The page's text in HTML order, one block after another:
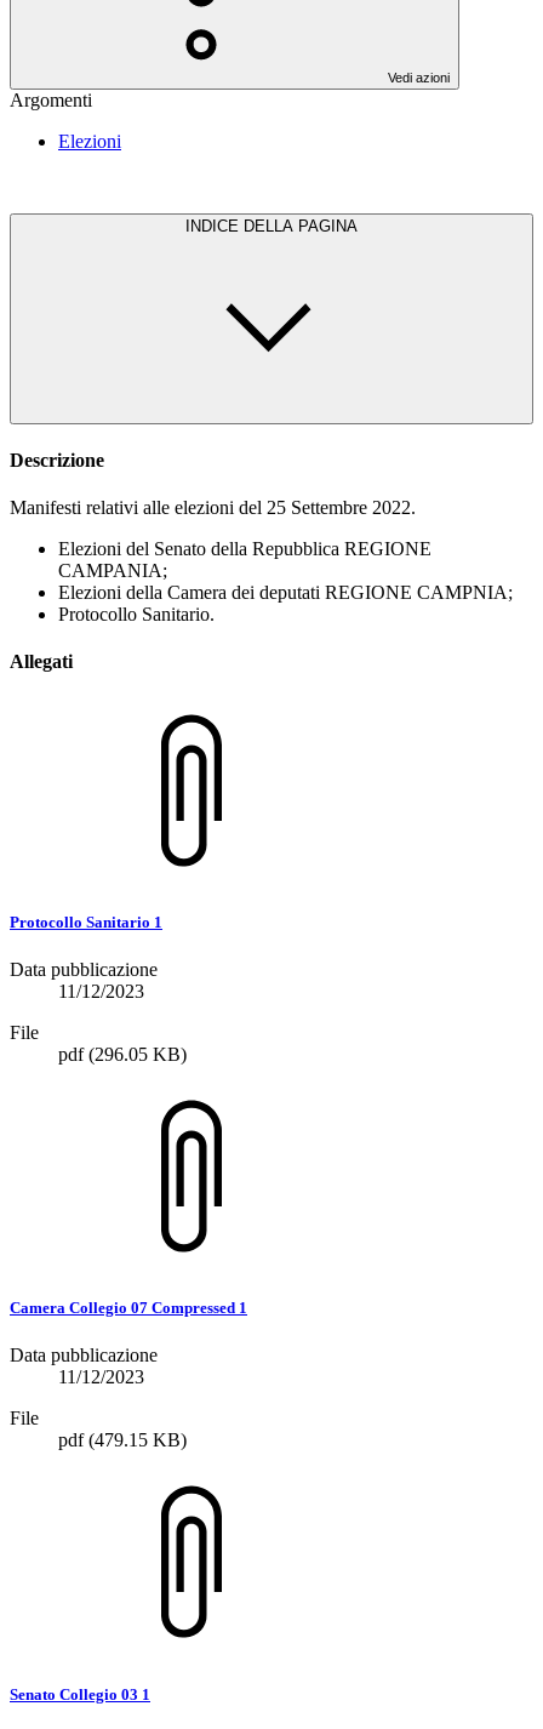
Vedi azioni
Argomenti
Elezioni
INDICE DELLA PAGINA
Descrizione
Manifesti relativi alle elezioni del 25 Settembre 2022.
Elezioni del Senato della Repubblica REGIONE
CAMPANIA;
Elezioni della Camera dei deputati REGIONE CAMPNIA;
Protocollo Sanitario.
Allegati
Protocollo Sanitario 1
Data pubblicazione
11/12/2023
File
pdf(296.05 KB)
Camera Collegio 07 Compressed 1
Data pubblicazione
11/12/2023
File
pdf(479.15 KB)
Senato Collegio 03 1